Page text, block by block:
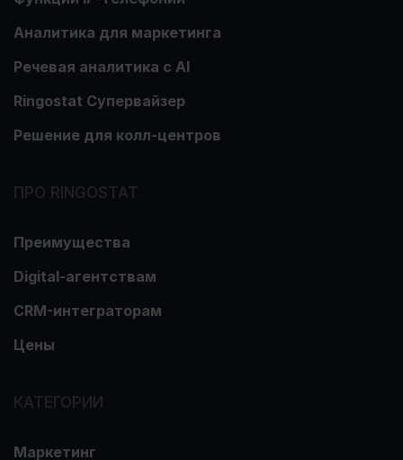
Аналитика для маркетинга
Речевая аналитика с АІ
Ringostat Супервайзер
Решение для колл-центров
ПРО RINGOSTAT
Преимущества
Digital-агентствам
CRM-интеграторам
Цены
КАТЕГОРИИ
Маркетинг